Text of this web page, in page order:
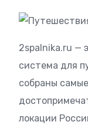
2spalnika.ru —
система для
собраны
локации